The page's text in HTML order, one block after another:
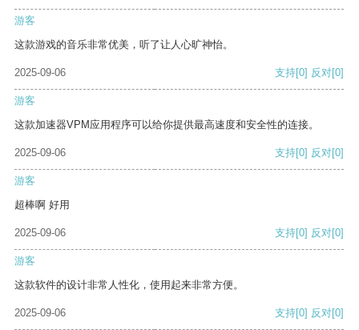
游客
这款游戏的音乐非常优美，听了让人心旷神怡。
2025-09-06 支持[0] 反对[0]
游客
这款加速器VPM应用程序可以给你提供最高速度和安全性的连接。
2025-09-06 支持[0] 反对[0]
游客
超棒啊 好用
2025-09-06 支持[0] 反对[0]
游客
这款软件的设计非常人性化，使用起来非常方便。
2025-09-06 支持[0] 反对[0]